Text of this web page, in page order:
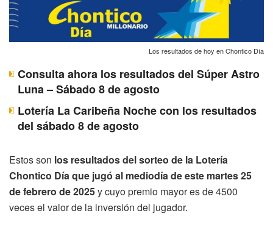
Los resultados de hoy en Chontico Día
Consulta ahora los resultados del Súper Astro
Luna – Sábado 8 de agosto
Lotería La Caribeña Noche con los resultados
del sábado 8 de agosto
Estos son los resultados del sorteo de la Lotería
Chontico Día que jugó al mediodía de este martes 25
de febrero de 2025y cuyo premio mayor es de 4500
veces el valor de la inversión del jugador.